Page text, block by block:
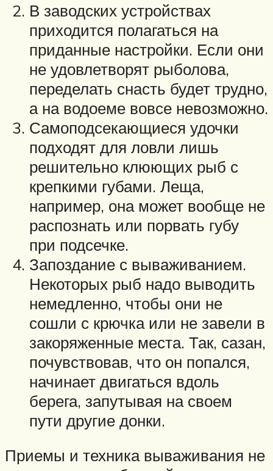
В заводских устройствах
приходится полагаться на
приданные настройки. Если они
не удовлетворят рыболова,
переделать снасть будет трудно,
а на водоеме вовсе невозможно.
Самоподсекающиеся удочки
подходят для ловли лишь
решительно клюющих рыб с
крепкими губами. Леща,
например, она может вообще не
распознать или порвать губу
при подсечке.
Запоздание с вываживанием.
Некоторых рыб надо выводить
немедленно, чтобы они не
сошли с крючка или не завели в
закоряженные места. Так, сазан,
почувствовав, что он попался,
начинает двигаться вдоль
берега, запутывая на своем
пути другие донки.
Приемы и техника вываживания не